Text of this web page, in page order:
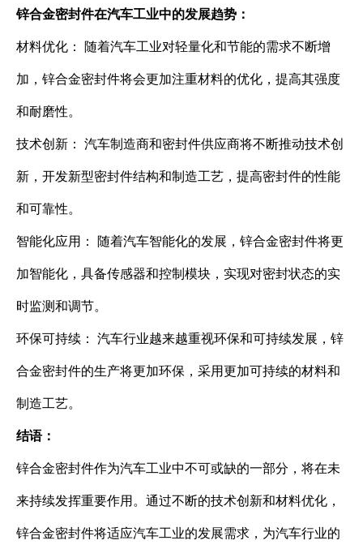
锌合金密封件在汽车工业中的发展趋势：
材料优化： 随着汽车工业对轻量化和节能的需求不断增
加，锌合金密封件将会更加注重材料的优化，提高其强度
和耐磨性。
技术创新： 汽车制造商和密封件供应商将不断推动技术创
新，开发新型密封件结构和制造工艺，提高密封件的性能
和可靠性。
智能化应用： 随着汽车智能化的发展，锌合金密封件将更
加智能化，具备传感器和控制模块，实现对密封状态的实
时监测和调节。
环保可持续： 汽车行业越来越重视环保和可持续发展，锌
合金密封件的生产将更加环保，采用更加可持续的材料和
制造工艺。
结语：
锌合金密封件作为汽车工业中不可或缺的一部分，将在未
来持续发挥重要作用。通过不断的技术创新和材料优化，
锌合金密封件将适应汽车工业的发展需求，为汽车行业的